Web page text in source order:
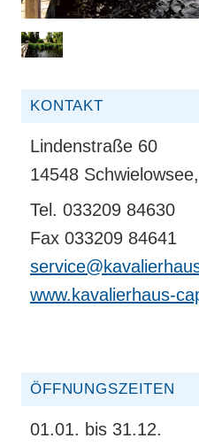
KONTAKT
Lindenstraße 60
14548
Tel. 033209 84630
Fax 033209 84641
www.kavalierhaus-
ÖFFNUNGSZEITEN
01.01. bis 31.12.